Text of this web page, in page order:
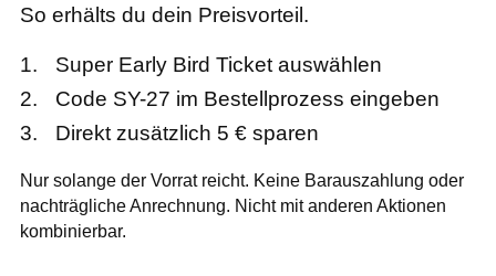
So erhälts du dein Preisvorteil.
Super Early Bird Ticket auswählen
Code SY-27 im Bestellprozess eingeben
Direkt zusätzlich 5 € sparen
Nur solange der Vorrat reicht. Keine Barauszahlung oder
nachträgliche Anrechnung. Nicht mit anderen Aktionen
kombinierbar.